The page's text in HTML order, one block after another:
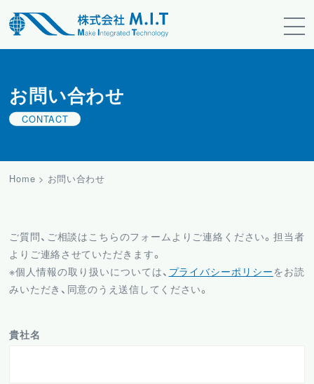
お問い合わせ
CONTACT
Home > お問い合わせ
ご質問、ご相談はこちらのフォームよりご連絡ください。担当者
よりご連絡させていただきます。
※個人情報の取り扱いについては、 プライバシーポリシーをお読
みいただき、同意のうえ送信してください。
貴社名